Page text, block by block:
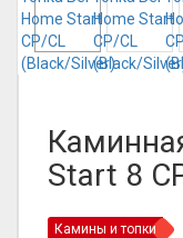
Start 8
Камины и топки